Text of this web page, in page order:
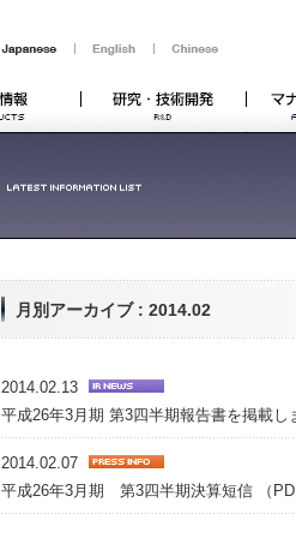
月別アーカイブ : 2014.02
2014.02.13
平成26年3月期 第3四半期報告書を掲載し
2014.02.07
平成26年3月期 第3四半期決算短信 （